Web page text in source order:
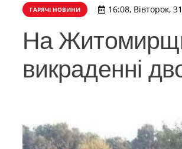
ГАРЯЧІ НОВИНИ 16:08, Вівторок,
На
викраденні